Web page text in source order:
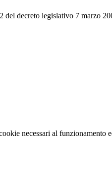
decreto legislativo 7 marzo
necessari al funzionamento